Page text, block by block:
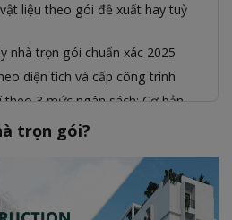
liệu theo gói đề xuất hay tuỳ
nhà trọn gói chuẩn xác 2025
diện tích và cấp công trình
3 mức ngân sách: Cơ bản –
nhà trọn gói uy tín tại TP.HCM
nhận biết công ty xây nhà trọn
là lựa chọn hàng đầu
trọn gói?